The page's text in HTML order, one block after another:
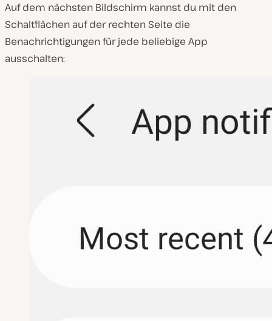
Auf dem nächsten Bildschirm kannst du mit den
Schaltflächen auf der rechten Seite die
Benachrichtigungen für jede beliebige App
ausschalten: